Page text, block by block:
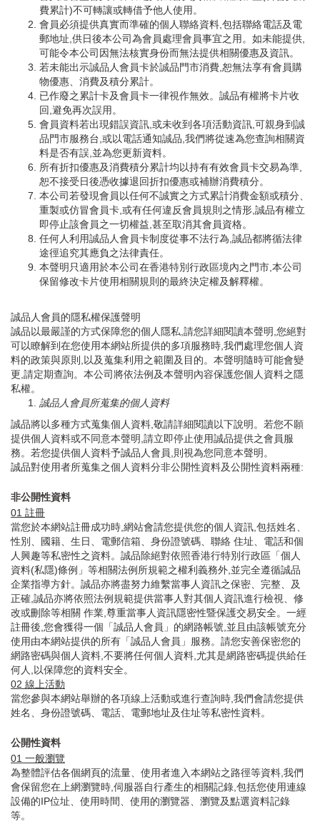
費累計)不可轉讓或轉借予他人使用。
會員必須提供真實而準確的個人聯絡資料,包括聯絡電話及電
郵地址,供日後本公司為會員處理會員事宜之用。如未能提供,
可能令本公司因無法核實身份而無法提供相關優惠及資訊。
若未能出示誠品人會員卡於誠品門市消費,恕無法享有會員購
物優惠、消費及積分累計。
已作廢之累計卡及會員卡一律視作無效。誠品有權將卡片收
回,避免再次誤用。
會員資料若出現錯誤資訊,或未收到各項活動資訊,可親身到誠
品門市服務台,或以電話通知誠品,我們將從速為您查詢相關資
料是否有誤,並為您更新資料。
所有折扣優惠及消費積分累計均以持有有效會員卡交易為準,
恕不接受日後憑收據退回折扣優惠或補辦消費積分。
本公司若發現會員以任何不誠實之方式累計消費金額或積分、
重製或仿冒會員卡,或有任何違反會員規則之情形,誠品有權立
即停止該會員之一切權益,甚至取消其會員資格。
任何人利用誠品人會員卡制度從事不法行為,誠品都將循法律
途徑追究其應負之法律責任。
本聲明只適用於本公司在香港特別行政區境內之門市,本公司
保留修改卡片使用相關規則的最終決定權及解釋權。
誠品人會員的隱私權保護聲明
誠品以最嚴謹的方式保障您的個人隱私,請您詳細閱讀本聲明,您絕對
可以瞭解到在您使用本網站所提供的多項服務時,我們處理您個人資
料的政策與原則,以及蒐集利用之範圍及目的。本聲明隨時可能會變
更,請定期查詢。本公司將依法例及本聲明內容保護您個人資料之隱
私權。
誠品人會員所蒐集的個人資料
誠品將以多種方式蒐集個人資料,敬請詳細閱讀以下說明。若您不願
提供個人資料或不同意本聲明,請立即停止使用誠品提供之會員服
務。若您提供個人資料予誠品人會員,則視為您同意本聲明。
誠品對使用者所蒐集之個人資料分非公開性資料及公開性資料兩種:
非公開性資料
01 註冊
當您於本網站註冊成功時,網站會請您提供您的個人資訊,包括姓名、
性別、國籍、生日、電郵信箱、身份證號碼、聯絡 住址、電話和個
人興趣等私密性之資料。誠品除絕對依照香港行特別行政區「個人
資料(私隱)條例」等相關法例所規範之權利義務外,並完全遵循誠品
企業指導方針。誠品亦將盡努力維繫當事人資訊之保密、完整、及
正確,誠品亦將依照法例規範提供當事人對其個人資訊進行檢視、修
改或刪除等相關 作業,尊重當事人資訊隱密性暨保護交易安全。一經
註冊後,您會獲得一個「誠品人會員」的網路帳號,並且由該帳號充分
使用由本網站提供的所有「誠品人會員」服務。請您安善保密您的
網路密碼與個人資料,不要將任何個人資料,尤其是網路密碼提供給任
何人,以保障您的資料安全。
02 線上活動
當您參與本網站舉辦的各項線上活動或進行查詢時,我們會請您提供
姓名、身份證號碼、電話、電郵地址及住址等私密性資料。
公開性資料
01 一般瀏覽
為整體評估各個網頁的流量、使用者進入本網站之路徑等資料,我們
會保留您在上網瀏覽時,伺服器自行產生的相關記錄,包括您使用連線
設備的IP位址、使用時間、使用的瀏覽器、瀏覽及點選資料記錄
等。